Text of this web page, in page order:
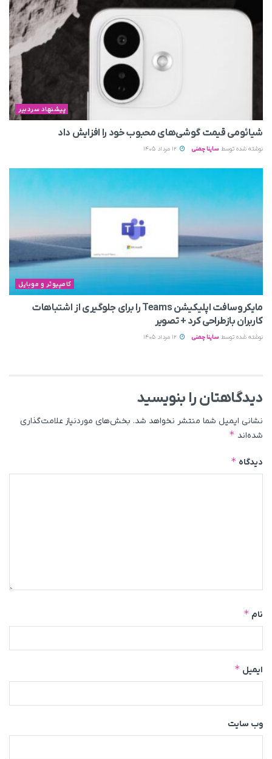
پیشنهاد سردبیر
شیائومی قیمت گوشی‌های محبوب خود را افزایش داد
نوشته شده توسط ساینا چمنی
کامپیوتر و موبایل
مایکروسافت اپلیکیشن Teams را برای جلوگیری از اشتباهات
کاربران بازطراحی کرد + تصویر
نوشته شده توسط ساینا چمنی
دیدگاهتان را بنویسید
نشانی ایمیل شما منتشر نخواهد شد. بخش‌های موردنیاز علامت‌گذاری
شده‌اند *
دیدگاه *
نام *
ایمیل *
وب‌ سایت